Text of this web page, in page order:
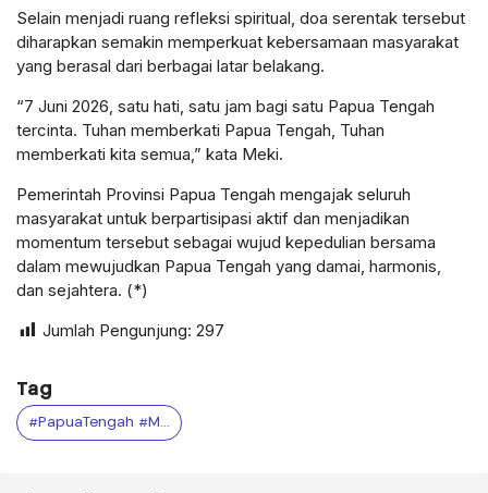
Selain menjadi ruang refleksi spiritual, doa serentak tersebut
diharapkan semakin memperkuat kebersamaan masyarakat
yang berasal dari berbagai latar belakang.
“7 Juni 2026, satu hati, satu jam bagi satu Papua Tengah
tercinta. Tuhan memberkati Papua Tengah, Tuhan
memberkati kita semua,” kata Meki.
Pemerintah Provinsi Papua Tengah mengajak seluruh
masyarakat untuk berpartisipasi aktif dan menjadikan
momentum tersebut sebagai wujud kepedulian bersama
dalam mewujudkan Papua Tengah yang damai, harmonis,
dan sejahtera. (*)
Jumlah Pengunjung: 297
Tag
#PapuaTengah #MekiNawipa #DoaSerentak #SatuHatiSatuJam #PapuaTengahDamai #PapuaTengahMaju #KebersamaanPapua #DoaUntukPapuaTengah #PersatuanPapua